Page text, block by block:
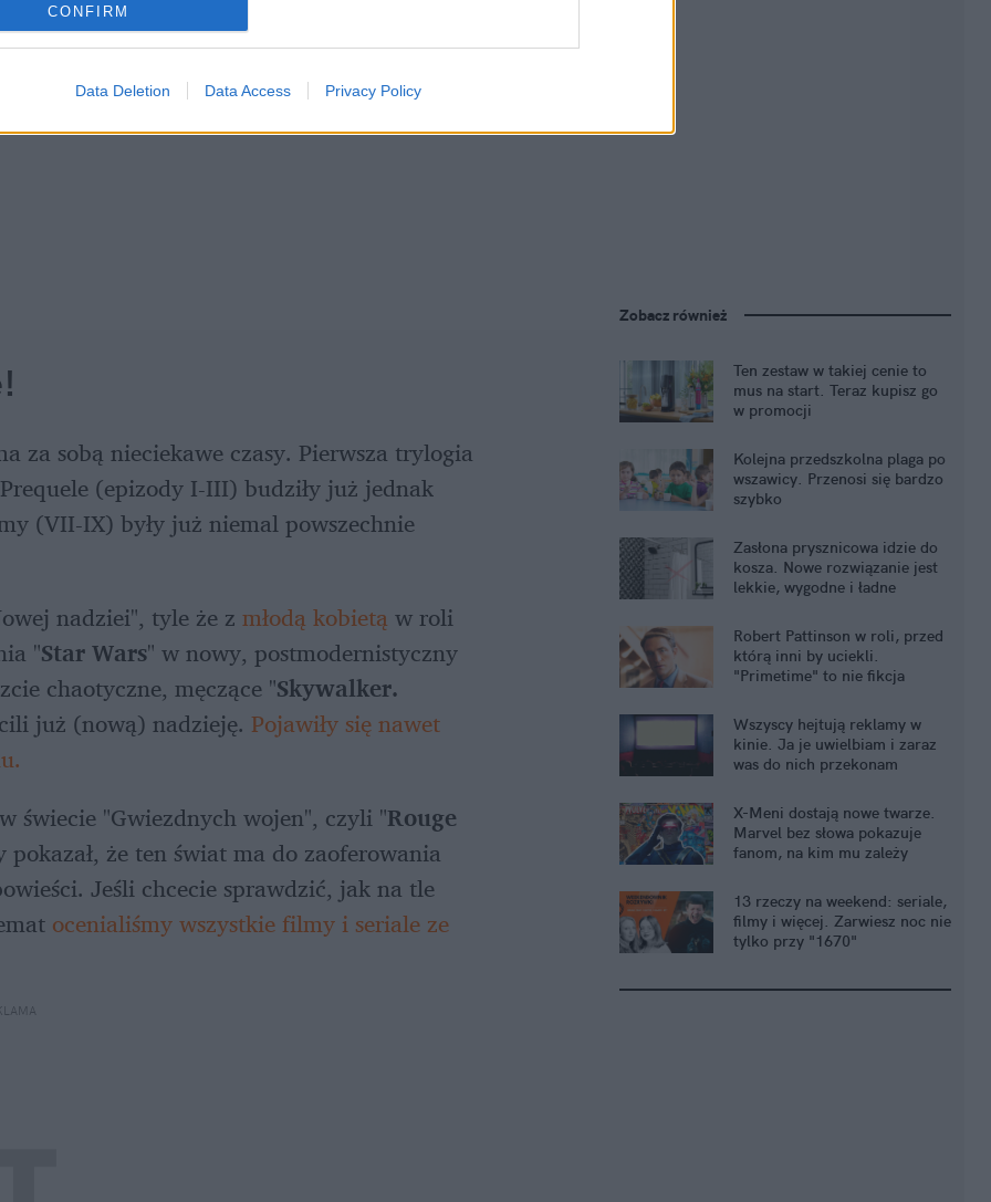
CONFIRM
Data Deletion Data Access Privacy Policy
za sobą nieciekawe czasy. Pierwsza trylogia
(epizody I-III) budziły już jednak
(VII-IX) były już niemal powszechnie
nadziei", tyle że z młodą kobietą w roli
"Star Wars" w nowy, postmodernistyczny
chaotyczne, męczące "Skywalker.
już (nową) nadzieję. Pojawiły się nawet
świecie "Gwiezdnych wojen", czyli "Rouge
że ten świat ma do zaoferowania
Jeśli chcecie sprawdzić, jak na tle
ocenialiśmy wszystkie filmy i seriale ze
Zobacz również
Ten zestaw w takiej cenie to
mus na start. Teraz kupisz go
w promocji
Kolejna przedszkolna plaga po
wszawicy. Przenosi się bardzo
szybko
Zasłona prysznicowa idzie do
kosza. Nowe rozwiązanie jest
lekkie, wygodne i ładne
Robert Pattinson w roli, przed
którą inni by uciekli.
"Primetime" to nie fikcja
Wszyscy hejtują reklamy w
kinie. Ja je uwielbiam i zaraz
was do nich przekonam
X-Meni dostają nowe twarze.
Marvel bez słowa pokazuje
fanom, na kim mu zależy
13 rzeczy na weekend: seriale,
filmy i więcej. Zarwiesz noc nie
tylko przy "1670"